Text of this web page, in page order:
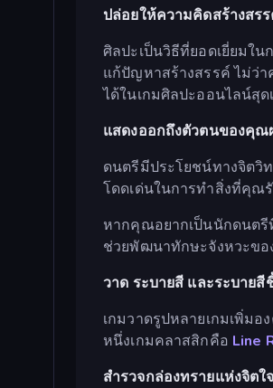
ปล่อยให้ความคิดสร้างสร
ศิลปะเป็นวิธีที่ยอดเยี่ยมใ
แก้ปัญหาสร้างสรรค์ ไม่ว่
ได้ในเกมศิลปะออนไลน์สุด
แสดงออกถึงตัวตนของคุณ
ดนตรีมีประโยชน์ทางจิตวิ
โดดเด่นในการทำสิ่งที่คุณ
หากคุณอยากเป็นนักดนตรี
ช่วยพัฒนาทักษะจังหวะข
วาด ระบายสี และระบาย
เกมวาดรูปหลายเกมเพิ่ม
หนึ่งเกมคลาสสิกคือ Line
สำรวจกล่องทรายแห่งจิต